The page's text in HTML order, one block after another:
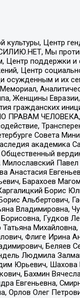
культуры, Центр
Мы
Центр поддержки
Центр
осужденным и их
Женщины
гражданских
ПРАВАМ
Совета
академика
Милославский
Анастасия
Барахоев
Борис
Альбертович,
Владимировна,
Гудков
Флиге Ирина
Беляев
Людмила
Юрьевич, Шахова
Бахмин
Евгеньевна,
Орлов Олег